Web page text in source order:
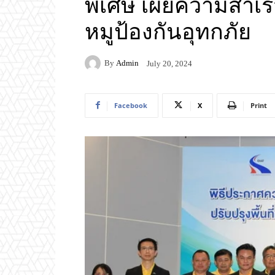
พิเศษ เผยความสำ
หมูป้องกันอุทกภัย
By Admin July 20, 2024
Facebook X Print